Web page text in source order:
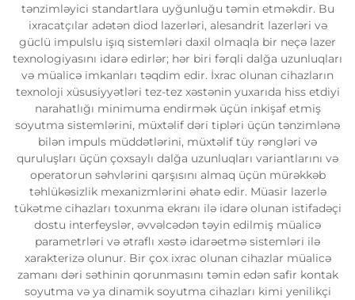
tənzimləyici standartlara uyğunluğu təmin etməkdir. Bu
ixracatçılar adətən diod lazerləri, alesandrit lazerləri və
güclü impulslu işıq sistemləri daxil olmaqla bir neçə lazer
texnologiyasını idarə edirlər; hər biri fərqli dalğa uzunluqları
və müalicə imkanları təqdim edir. İxrac olunan cihazların
texnoloji xüsusiyyətləri tez-tez xəstənin yuxarıda hiss etdiyi
narahatlığı minimuma endirmək üçün inkişaf etmiş
soyutma sistemlərini, müxtəlif dəri tipləri üçün tənzimlənə
bilən impuls müddətlərini, müxtəlif tüy rəngləri və
quruluşları üçün çoxsaylı dalğa uzunluqları variantlarını və
operatorun səhvlərini qarşısını almaq üçün mürəkkəb
təhlükəsizlik mexanizmlərini əhatə edir. Müasir lazerlə
tükətme cihazları toxunma ekranı ilə idarə olunan istifadəçi
dostu interfeyslər, əvvəlcədən təyin edilmiş müalicə
parametrləri və ətraflı xəstə idarəetmə sistemləri ilə
xarakterizə olunur. Bir çox ixrac olunan cihazlar müalicə
zamanı dəri səthinin qorunmasını təmin edən safir kontak
soyutma və ya dinamik soyutma cihazları kimi yenilikçi